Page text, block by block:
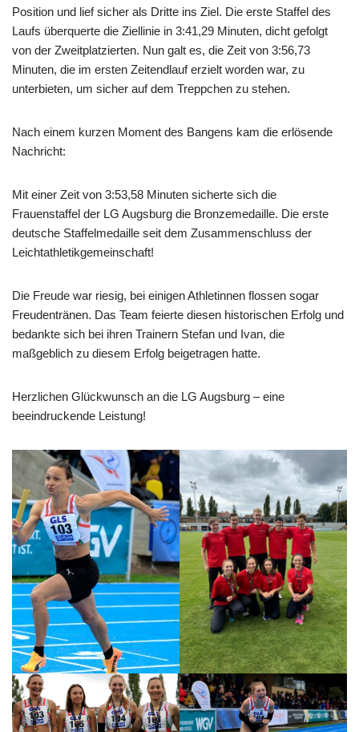
Position und lief sicher als Dritte ins Ziel. Die erste Staffel des
Laufs überquerte die Ziellinie in 3:41,29 Minuten, dicht gefolgt
von der Zweitplatzierten. Nun galt es, die Zeit von 3:56,73
Minuten, die im ersten Zeitendlauf erzielt worden war, zu
unterbieten, um sicher auf dem Treppchen zu stehen.
Nach einem kurzen Moment des Bangens kam die erlösende
Nachricht:
Mit einer Zeit von 3:53,58 Minuten sicherte sich die
Frauenstaffel der LG Augsburg die Bronzemedaille. Die erste
deutsche Staffelmedaille seit dem Zusammenschluss der
Leichtathletikgemeinschaft!
Die Freude war riesig, bei einigen Athletinnen flossen sogar
Freudentränen. Das Team feierte diesen historischen Erfolg und
bedankte sich bei ihren Trainern Stefan und Ivan, die
maßgeblich zu diesem Erfolg beigetragen hatte.
Herzlichen Glückwunsch an die LG Augsburg – eine
beeindruckende Leistung!